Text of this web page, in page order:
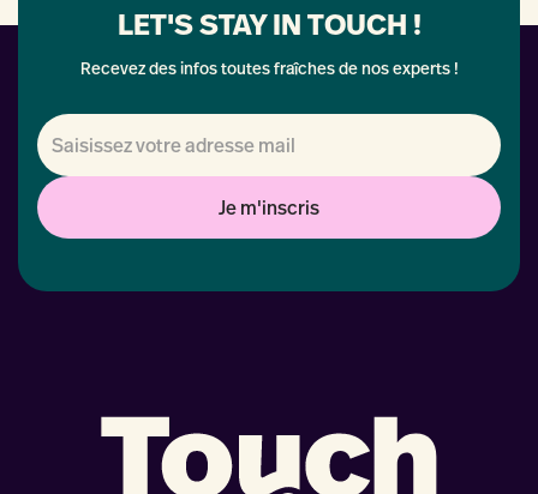
LET'S STAY IN TOUCH !
Recevez des infos toutes fraîches de nos experts !